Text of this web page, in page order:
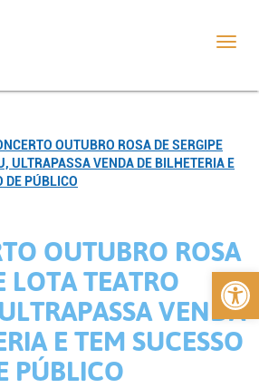
Abrir
OUTUBRO ROSA DE SERGIPE
ULTRAPASSA VENDA DE BILHETERIA E
DE PÚBLICO
OUTUBRO ROSA
LOTA TEATRO
VENDA
E TEM SUCESSO
PÚBLICO